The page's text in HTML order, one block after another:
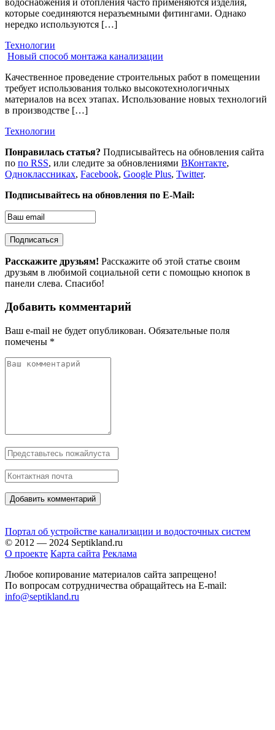
которые соединяются неразъемными фитингами. Однако
нередко используются […]
Технологии
Новый способ монтажа канализации
Качественное проведение строительных работ в помещении
требует использования только высокотехнологичных
материалов на всех этапах. Использование новых технологий
в производстве […]
Технологии
Понравилась статья? Подписывайтесь на обновления сайта
по по RSS, или следите за обновлениями ВКонтакте,
Одноклассниках, Facebook, Google Plus, Twitter.
Подписывайтесь на обновления по E-Mail:
Расскажите друзьям! Расскажите об этой статье своим
друзьям в любимой социальной сети с помощью кнопок в
панели слева. Спасибо!
Добавить комментарий
Ваш e-mail не будет опубликован. Обязательные поля
помечены *
Портал об устройстве канализации и водосточных систем
© 2012 — 2024 Septikland.ru
О проекте Карта сайта Реклама
Любое копирование материалов сайта запрещено!
По вопросам сотрудничества обращайтесь на E-mail:
info@septikland.ru